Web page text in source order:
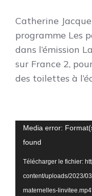
Catherine
programme Les
dans l’émission
sur France 2,
des toilettes à
Lecteur
vidéo
Media error:
found
Télécharger le fichier:
content/uploads/2023/
maternelles-